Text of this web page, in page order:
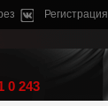
Регистрация
0 243